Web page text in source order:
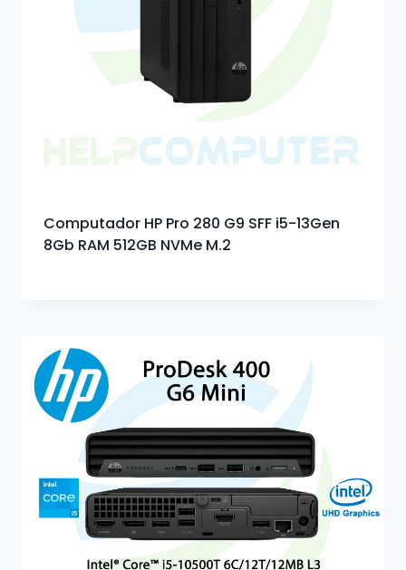
Computador HP Pro 280 G9 SFF i5-13Gen
8Gb RAM 512GB NVMe M.2